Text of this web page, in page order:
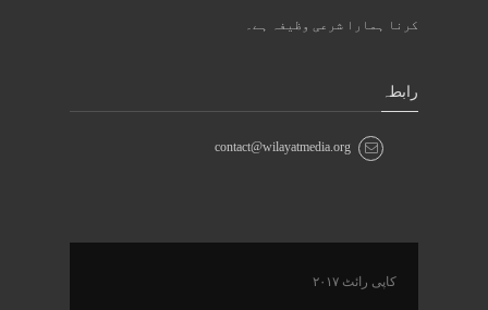
کرنا ہمارا شرعی وظیفہ ہے۔
رابطہ
contact@wilayatmedia.org
کاپی رائٹ ۲۰۱۷